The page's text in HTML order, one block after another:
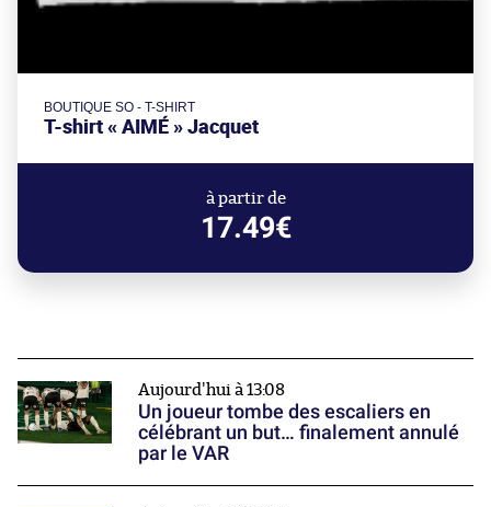
BOUTIQUE SO - T-SHIRT
T-shirt « AIMÉ » Jacquet
à partir de
17.49€
Aujourd'hui à 13:08
Un joueur tombe des escaliers en
célébrant un but… finalement annulé
par le VAR